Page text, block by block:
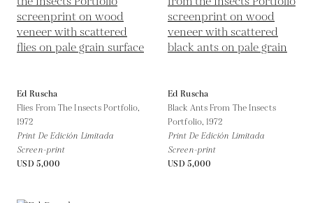
Ed Ruscha
Flies From The Insects Portfolio,
1972
Print De Edición Limitada
Screen-print
USD 5,000
Ed Ruscha
Black Ants From The Insects
Portfolio,1972
Print De Edición Limitada
Screen-print
USD 5,000